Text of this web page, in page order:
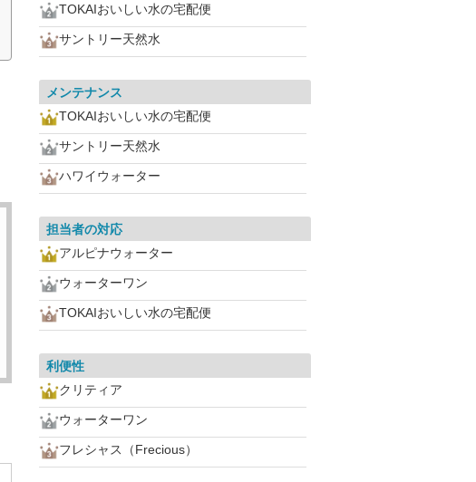
TOKAIおいしい水の宅配便
サントリー天然水
メンテナンス
TOKAIおいしい水の宅配便
サントリー天然水
ハワイウォーター
担当者の対応
アルピナウォーター
ウォーターワン
TOKAIおいしい水の宅配便
利便性
クリティア
ウォーターワン
フレシャス（Frecious）